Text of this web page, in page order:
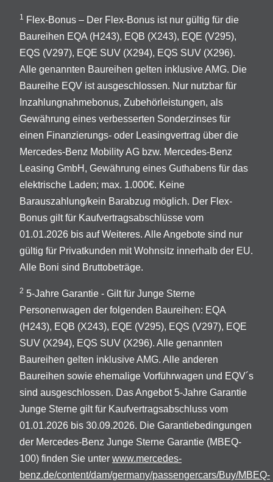
1 Flex-Bonus – Der Flex-Bonus ist nur gültig für die
Baureihen EQA (H243), EQB (X243), EQE (V295),
EQS (V297), EQE SUV (X294), EQS SUV (X296).
Alle genannten Baureihen gelten inklusive AMG. Die
Baureihe EQV ist ausgeschlossen. Nur nutzbar für
Inzahlungnahmebonus, Zubehörleistungen, als
Gewährung eines verbesserten Sonderzinses für
einen Finanzierungs- oder Leasingvertrag über die
Mercedes-Benz Mobility AG bzw. Mercedes-Benz
Leasing GmbH, Gewährung eines Guthabens für das
elektrische Laden; max. 1.000€. Keine
Barauszahlung/kein Barabzug möglich. Der Flex-
Bonus gilt für Kaufvertragsabschlüsse vom
01.01.2026 bis auf Weiteres. Alle Angebote sind nur
gültig für Privatkunden mit Wohnsitz innerhalb der EU.
Alle Boni sind Bruttobeträge.
2 5-Jahre Garantie - Gilt für Junge Sterne
Personenwagen der folgenden Baureihen: EQA
(H243), EQB (X243), EQE (V295), EQS (V297), EQE
SUV (X294), EQS SUV (X296). Alle genannten
Baureihen gelten inklusive AMG. Alle anderen
Baureihen sowie ehemalige Vorführwagen und EQV´s
sind ausgeschlossen. Das Angebot 5-Jahre Garantie
Junge Sterne gilt für Kaufvertragsabschluss vom
01.01.2026 bis 30.09.2026. Die Garantiebedingungen
der Mercedes-Benz Junge Sterne Garantie (MBEQ-
100) finden Sie unter www.mercedes-
benz.de/content/dam/germany/passengercars/Buy/MBEQ-